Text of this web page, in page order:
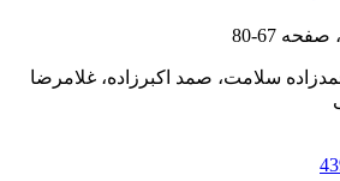
67-80
سلامت، صمد اکبرزاده، غلامرضا